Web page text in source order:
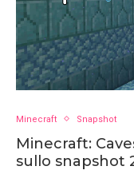
Minecraft Snapshot
Minecraft:
sullo snapshot